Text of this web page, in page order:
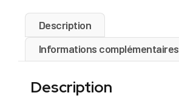
Description
Informations complémentaires
Description